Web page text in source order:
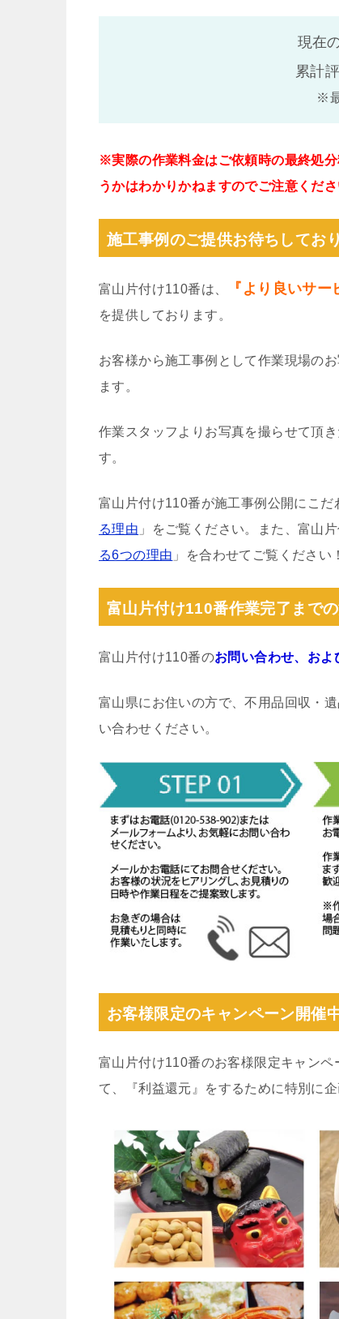
現在
累計
※
※実際の作業料金はご依頼時の最終処
うかはわかりかねますのでご注意くださ
施工事例のご提供お待ちしてお
富山片付け110番は、 『より良いサ
を提供しております。
お客様から施工事例として作業現場の
ます。
作業スタッフよりお写真を撮らせて頂
す。
富山片付け110番が施工事例公開にこだ
る理由 」をご覧ください。また、富山
る6つの理由 」を合わせてご覧ください！
富山片付け110番作業完了まで
富山片付け110番のお問い合わせ、お
富山県にお住いの方で、不用品回収・
い合わせください。
お客様限定のキャンペーン開催
富山片付け110番のお客様限定キャン
て、『利益還元』をするために特別に